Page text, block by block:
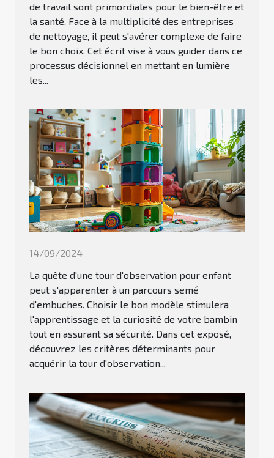
de travail sont primordiales pour le bien-être et
la santé. Face à la multiplicité des entreprises
de nettoyage, il peut s'avérer complexe de faire
le bon choix. Cet écrit vise à vous guider dans ce
processus décisionnel en mettant en lumière
les...
14/09/2024
La quête d'une tour d'observation pour enfant
peut s'apparenter à un parcours semé
d'embuches. Choisir le bon modèle stimulera
l'apprentissage et la curiosité de votre bambin
tout en assurant sa sécurité. Dans cet exposé,
découvrez les critères déterminants pour
acquérir la tour d'observation...